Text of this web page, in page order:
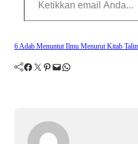
6 Adab Menuntut Ilmu Menurut Kitab
Facebook Twitter Pinterest Mail WhatsApp